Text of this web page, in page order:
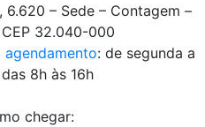
– Sede – Contagem –
32.040-000
agendamento: de segunda a
8h às 16h
chegar: